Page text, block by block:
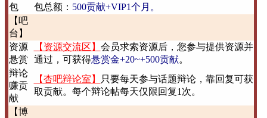
包
包总额： 500贡献+VIP1个月。
【吧
台】
资源
悬赏
【资源交流区】 会员求索资源后，您参与提供资源并
通过，可获得悬赏金+20~+500贡献。
辩论
赚贡
献
【杏吧辩论室】
只要每天参与话题辩论，靠回复可获
取贡献。每个辩论帖每天仅限回复1次。
【博